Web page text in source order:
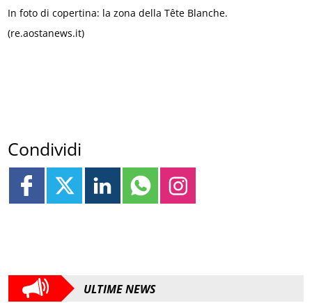
In foto di copertina: la zona della Tête Blanche.
(re.aostanews.it)
Condividi
ULTIME NEWS